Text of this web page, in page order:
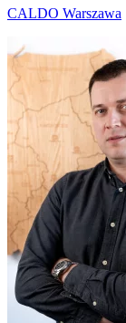
CALDO Warszawa